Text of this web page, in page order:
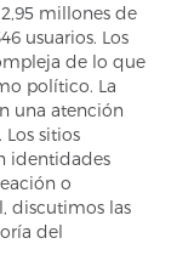
millones de
usuarios. Los
de lo que
político. La
una atención
sitios
identidades
o
discutimos las
del